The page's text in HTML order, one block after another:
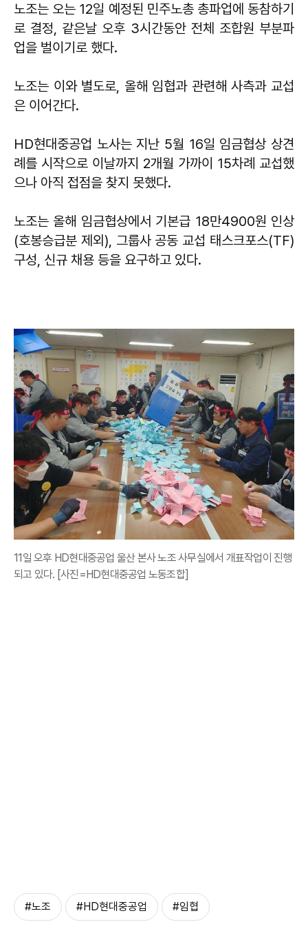
노조는 오는 12일 예정된 민주노총 총파업에 동참하기
로 결정, 같은날 오후 3시간동안 전체 조합원 부분파
업을 벌이기로 했다.
노조는 이와 별도로, 올해 임협과 관련해 사측과 교섭
은 이어간다.
HD현대중공업 노사는 지난 5월 16일 임금협상 상견
례를 시작으로 이날까지 2개월 가까이 15차례 교섭했
으나 아직 접점을 찾지 못했다.
노조는 올해 임금협상에서 기본급 18만4900원 인상
(호봉승급분 제외), 그룹사 공동 교섭 태스크포스(TF)
구성, 신규 채용 등을 요구하고 있다.
11일 오후 HD현대중공업 울산 본사 노조 사무실에서 개표작업이 진행
되고 있다. [사진=HD현대중공업 노동조합]
#노조 #HD현대중공업 #임협